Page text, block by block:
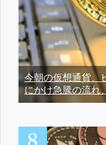
今朝の仮想通貨、
にかけ急騰の流れ